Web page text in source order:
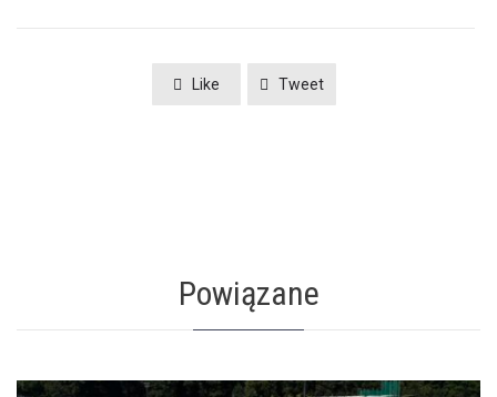
Like Tweet
Powiązane